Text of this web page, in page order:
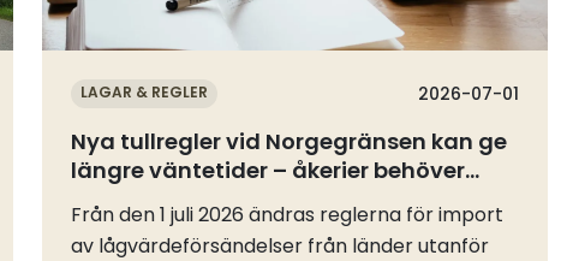
LAGAR & REGLER 2026-07-01
Nya tullregler vid Norgegränsen kan ge
längre väntetider – åkerier behöver
planera i god tid
Från den 1 juli 2026 ändras reglerna för import
av lågvärdeförsändelser från länder utanför